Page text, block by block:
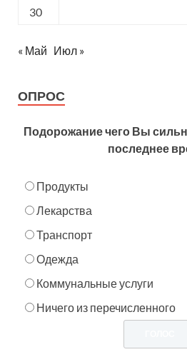
30
« Май Июл »
ОПРОС
Подорожание чего Вы
последнее
Продукты
Лекарства
Транспорт
Одежда
Коммунальные услуги
Ничего из перечисленного